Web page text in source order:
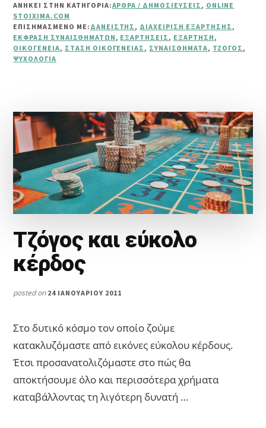
ΤΟΥ
ΔΑΝΕΙΣΤΉ
ΑΝΗΚΕΙ ΣΤΗΝ ΚΑΤΗΓΟΡΙΑ:ΆΡΘΡΑ / ΔΗΜΟΣΙΕΎΣΕΙΣ, ONLINE
STOIXIMA.COM
ΕΠΙΣΗΜΑΣΜΈΝΟ ΜΕ: ΔΑΝΕΙΣΤΉΣ, ΔΙΑΧΕΊΡΙΣΗ ΕΞΆΡΤΗΣΗΣ,
ΈΚΦΡΑΣΗ ΣΥΝΑΙΣΘΗΜΆΤΩΝ, ΕΞΑΡΤΉΣΕΙΣ, ΕΞΆΡΤΗΣΗ,
ΟΙΚΟΓΈΝΕΙΑ, ΣΤΆΣΗ ΟΙΚΟΓΈΝΕΙΑΣ, ΣΥΝΑΙΣΘΉΜΑΤΑ, ΤΖΌΓΟΣ,
ΨΥΧΟΛΟΓΊΑ
Τζόγος και εύκολο
κέρδος
posted on 24 ΙΑΝΟΥΑΡΊΟΥ 2011
Στο δυτικό κόσμο τον οποίο ζούμε
κατακλυζόμαστε από εικόνες εύκολου κέρδους.
Έτσι προσανατολιζόμαστε στο πώς θα
αποκτήσουμε όλο και περισσότερα χρήματα
καταβάλλοντας τη λιγότερη δυνατή …